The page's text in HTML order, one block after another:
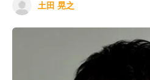
土田 晃之